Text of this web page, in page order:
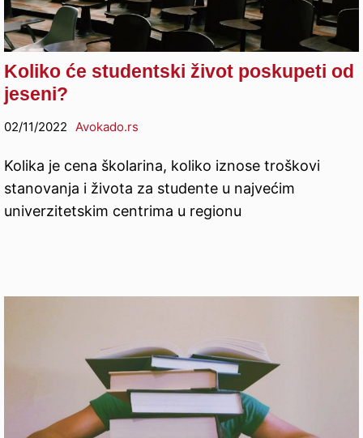
Koliko će studentski život poskupeti od
jeseni?
02/11/2022 Avokado.rs
Kolika je cena školarina, koliko iznose troškovi
stanovanja i života za studente u najvećim
univerzitetskim centrima u regionu